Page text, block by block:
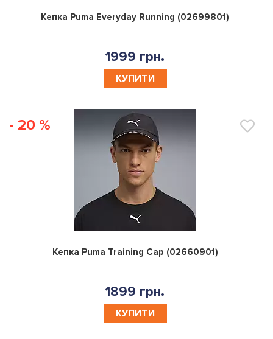
0
Кепка Puma Everyday Running (02699801)
1999 грн.
КУПИТИ
- 20 %
0
Кепка Puma Training Cap (02660901)
1899 грн.
КУПИТИ